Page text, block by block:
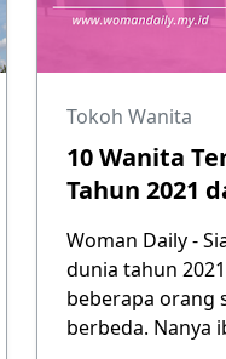
Tokoh Wanita
10 Wanita
Tahun 2021
Woman Daily -
dunia tahun
beberapa orang
berbeda. Nanya